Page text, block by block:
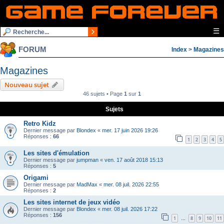
☰
FORUM Index > Magazines
Magazines
Nouveau sujet
46 sujets • Page 1 sur 1
Sujets
Retro Kidz
Dernier message par Blondex « mer. 17 juin 2026 19:26
Réponses : 66 1 2 3 4 5
Les sites d'émulation
Dernier message par jumpman « ven. 17 août 2018 15:13
Réponses : 5
Origami
Dernier message par MadMax « mer. 08 juil. 2026 22:55
Réponses : 2
Les sites internet de jeux vidéo
Dernier message par Blondex « mer. 08 juil. 2026 17:22
Réponses : 156 1 … 8 9 10 11